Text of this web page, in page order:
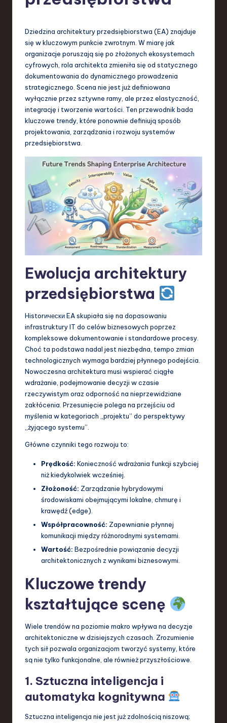
T
o
w
T
ti
o
Dziedzina architektury przedsiębiorstwa (EA) znajduje
się w kluczowym punkcie zwrotnym. W miarę jak
organizacje poruszają się po złożonych ekosystemach
cyfrowych, rola architekta zmieniła się od statycznego
dokumentowania do dynamicznego prowadzenia
strategicznego. Scena nie jest już definiowana
wyłącznie przez sztywne ramy, ale przez elastyczność,
integrację i tworzenie wartości. Ten przewodnik bada
kluczowe trendy, które ponownie definiują sposób
projektowania, zarządzania i rozwoju systemów
przedsiębiorstwa.
Ewolucja architektury
przedsiębiorstwa
Historически EA skupiała się na dopasowaniu
infrastruktury IT do celów biznesowych poprzez
kompleksowe dokumentowanie i standardowe procesy.
Choć ta podstawa nadal jest niezbędna, tempo zmian
technologicznych wymaga bardziej płynnego podejścia.
Nowoczesna architektura musi wspierać ciągłe
wdrażanie, podejmowanie decyzji w czasie
rzeczywistym oraz odporność na nieprzewidziane
zakłócenia. Przesunięcie polega na przejściu od
myślenia w kategoriach „projektu” do perspektywy
„żyjącego systemu”.
Główne czynniki tego rozwoju to:
Prędkość: Konieczność wdrażania funkcji szybciej
niż kiedykolwiek wcześniej.
Złożoność: Zarządzanie hybrydowymi
środowiskami obejmującymi lokalne, chmurę i
krawędź (edge).
Współpracowność: Zapewnianie płynnej
komunikacji między różnorodnymi systemami.
Wartość: Bezpośrednie powiązanie decyzji
architektonicznych z wynikami biznesowymi.
Kluczowe trendy
kształtujące scenę
Wiele trendów na poziomie makro wpływa na decyzje
architektoniczne w dzisiejszych czasach. Zrozumienie
tych sił pozwala organizacjom tworzyć systemy, które
są nie tylko funkcjonalne, ale również przyszłościowe.
1. Sztuczna inteligencja i
automatyka kognitywna
Sztuczna inteligencja nie jest już zdolnością niszową;